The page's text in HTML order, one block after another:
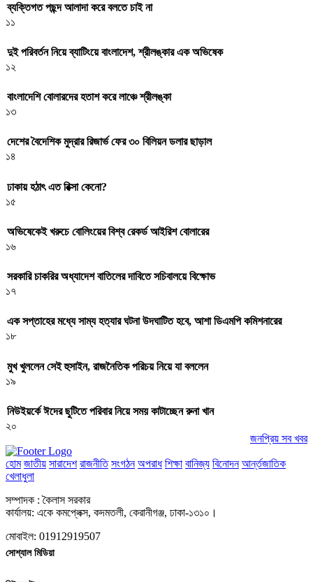
ব্যক্তিগত পছন্দ আলাদা করে বলতে চাই না
১১
দুই পরিবর্তন নিয়ে ব্যাটিংয়ে বাংলাদেশ, শ্রীলঙ্কার এক অভিষেক
১২
বাংলাদেশি বোলারদের হতাশ করে লাঞ্চে শ্রীলঙ্কা
১৩
দেশের বৈদেশিক মুদ্রার রিজার্ভ ফের ৩০ বিলিয়ন ডলার ছাড়াল
১৪
ঢাকায় হঠাৎ এত রিক্সা কেনো?
১৫
অভিষেকেই খরুচে বোলিংয়ের বিশ্ব রেকর্ড আইরিশ বোলারের
১৬
সরকারি চাকরির অধ্যাদেশ বাতিলের দাবিতে সচিবালয়ে বিক্ষোভ
১৭
এক সপ্তাহের মধ্যে সাম্য হত্যার ঘটনা উদঘাটিত হবে, আশা ডিএমপি কমিশনারের
১৮
মুখ খুললেন সেই হুসাইন, রাজনৈতিক পরিচয় নিয়ে যা বললেন
১৯
নিউইয়র্কে ঈদের ছুটিতে পরিবার নিয়ে সময় কাটাচ্ছেন রুনা খান
২০
জনপ্রিয় সব খবর
হোম জাতীয় সারাদেশ রাজনীতি সংগঠন অপরাধ শিক্ষা বানিজ্য বিনোদন আর্ন্তজাতিক
খেলাধুলা
সম্পাদক : কৈলাস সরকার
কার্যালয়: একে কমপ্লেক্স, কদমতলী, কেরানীগঞ্জ, ঢাকা-১৩১০।
মোবাইল: 01912919507
সোশ্যাল মিডিয়া